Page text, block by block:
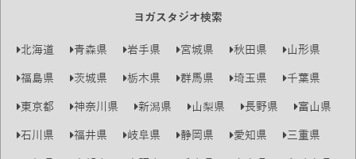
ヨガスタジオ検索
北海道 青森県 岩手県 宮城県 秋田県
山形県
福島県
茨城県 栃木県 群馬県 埼玉県
千葉県
東京都
神奈川県 新潟県 山梨県 長野県
富山県
石川県
福井県 岐阜県 静岡県 愛知県
三重県